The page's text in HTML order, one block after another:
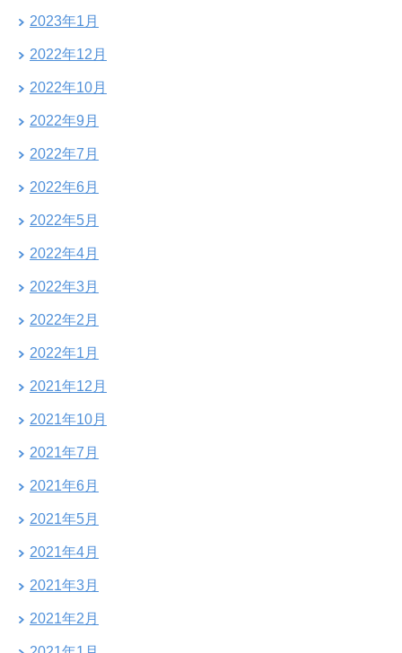
2023年1月
2022年12月
2022年10月
2022年9月
2022年7月
2022年6月
2022年5月
2022年4月
2022年3月
2022年2月
2022年1月
2021年12月
2021年10月
2021年7月
2021年6月
2021年5月
2021年4月
2021年3月
2021年2月